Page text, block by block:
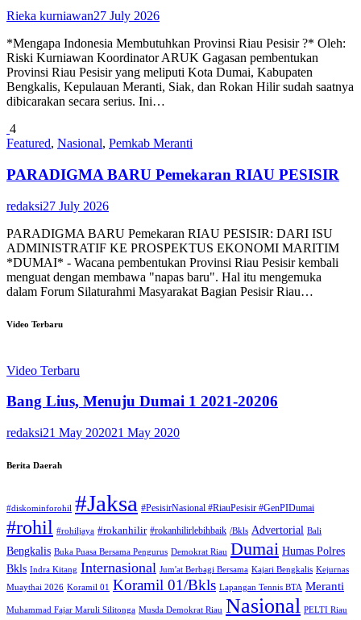
Rieka kurniawan27 July 2026
*Mengapa Indonesia Membutuhkan Provinsi Riau Pesisir ?* Oleh:
Riski Kurniawan Koordinator ARUK Gagasan pembentukan
Provinsi Riau Pesisir yang meliputi Kota Dumai, Kabupaten
Bengkalis, Kepulauan Meranti, Siak, dan Rokan Hilir sudah saatnya
dibicarakan secara serius. Ini…
4
Featured, Nasional, Pemkab Meranti
PARADIGMA BARU Pemekaran RIAU PESISIR
redaksi27 July 2026
PARADIGMA BARU Pemekaran RIAU PESISIR: DARI ISU
ADMINISTRATIF KE PROSPEKTUS EKONOMI MARITIM
*DUMAI* - Wacana pembentukan Provinsi Riau Pesisir kembali
menguat dengan membawa "napas baru". Hal itu mengemuka
dalam Forum Silaturahmi Masyarakat Bagian Pesisir Riau…
Video Terbaru
Video Terbaru
Bang Lius, Menuju Dumai 1 2021-20206
redaksi21 May 202021 May 2020
Berita Daerah
#diskominforohil #Jaksa #PesisirNasional #RiauPesisir #GenPIDumai
#rohil #rohiljaya #rokanhilir #rokanhilirlebihbaik /Bkls Advertorial Bali
Bengkalis Buka Puasa Bersama Pengurus Demokrat Riau Dumai Humas Polres
Bkls Indra Kitang Internasional Jum'at Berbagi Bersama Kajari Bengkalis Kejurnas
Muaythai 2026 Koramil 01 Koramil 01/Bkls Lapangan Tennis BTA Meranti
Muhammad Fajar Maruli Silitonga Musda Demokrat Riau Nasional PELTI Riau